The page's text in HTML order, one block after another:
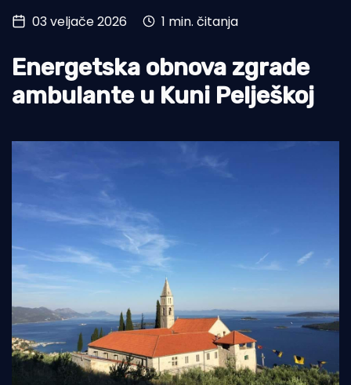
Pomorstvo
Ekologija
03 veljače 2026 1 min. čitanja
Energetska obnova zgrade
ambulante u Kuni Pelješkoj